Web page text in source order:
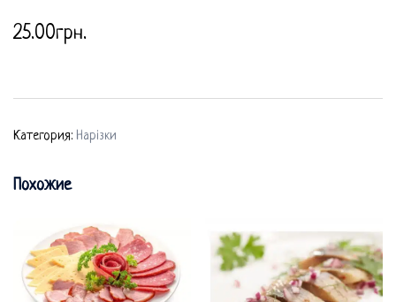
25.00грн.
Категория: Нарізки
Похожие